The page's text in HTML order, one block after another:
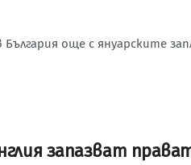
още с януарските
запазват